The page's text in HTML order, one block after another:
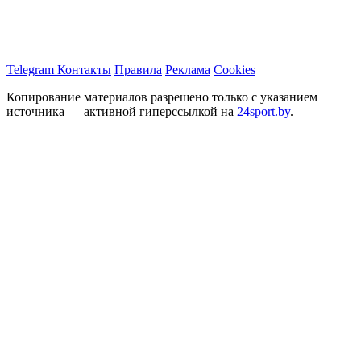
Telegram Контакты Правила Реклама Cookies
Копирование материалов разрешено только с указанием
источника — активной гиперссылкой на 24sport.by.